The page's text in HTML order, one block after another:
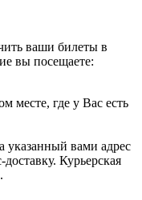
ваши билеты в
вы посещаете:
месте, где у Вас есть
указанный вами адрес
Курьерская